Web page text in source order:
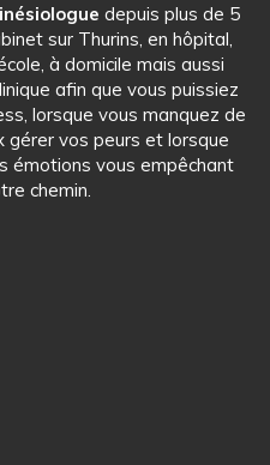
depuis plus de 5
sur Thurins, en hôpital,
à domicile mais aussi
afin que vous puissiez
lorsque vous manquez de
gérer vos peurs et lorsque
émotions vous empêchant
chemin.